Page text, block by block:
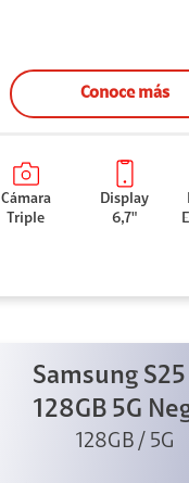
Conoce más
Cámara
Triple
Display
6,7"
Samsung S25
128GB 5G
128GB / 5G